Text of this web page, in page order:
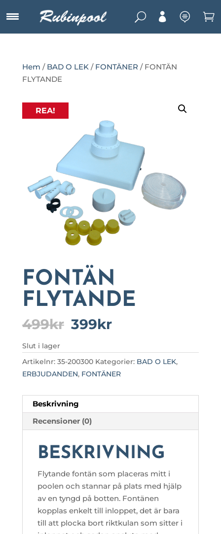
U   
Hem / BAD O LEK/ FONTÄNER / FONTÄN
FLYTANDE
REA!
FONTÄN
FLYTANDE
499kr Det
priset
var:
499kr.
399krDet
priset
är:
399kr.
Slut i lager
Artikelnr: 35-200300 Kategorier: BAD O LEK,
ERBJUDANDEN, FONTÄNER
Beskrivning
Recensioner (0)
BESKRIVNING
Flytande fontän som placeras mitt i
poolen och stannar på plats med hjälp
av en tyngd på botten. Fontänen
kopplas enkelt till inloppet, det är bara
till att plocka bort riktkulan som sitter i